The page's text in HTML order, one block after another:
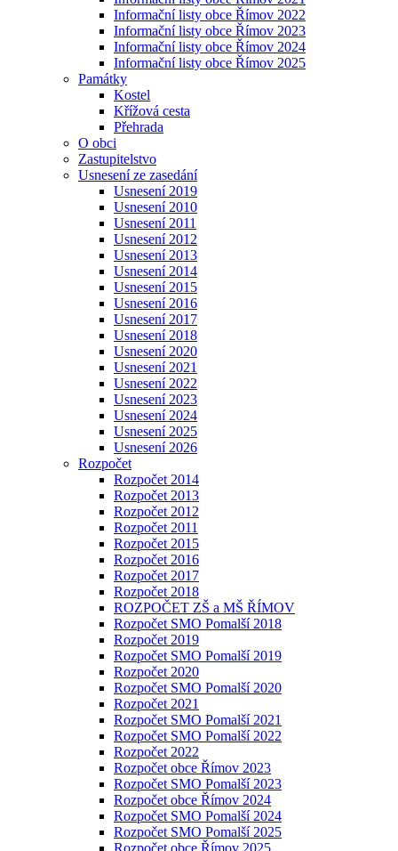
Informační listy obce Římov 2022
Informační listy obce Římov 2023
Informační listy obce Římov 2024
Informační listy obce Římov 2025
Památky
Kostel
Křížová cesta
Přehrada
O obci
Zastupitelstvo
Usnesení ze zasedání
Usnesení 2019
Usnesení 2010
Usnesení 2011
Usnesení 2012
Usnesení 2013
Usnesení 2014
Usnesení 2015
Usnesení 2016
Usnesení 2017
Usnesení 2018
Usnesení 2020
Usnesení 2021
Usnesení 2022
Usnesení 2023
Usnesení 2024
Usnesení 2025
Usnesení 2026
Rozpočet
Rozpočet 2014
Rozpočet 2013
Rozpočet 2012
Rozpočet 2011
Rozpočet 2015
Rozpočet 2016
Rozpočet 2017
Rozpočet 2018
ROZPOČET ZŠ a MŠ ŘÍMOV
Rozpočet SMO Pomalší 2018
Rozpočet 2019
Rozpočet SMO Pomalší 2019
Rozpočet 2020
Rozpočet SMO Pomalší 2020
Rozpočet 2021
Rozpočet SMO Pomalší 2021
Rozpočet SMO Pomalší 2022
Rozpočet 2022
Rozpočet obce Římov 2023
Rozpočet SMO Pomalší 2023
Rozpočet obce Římov 2024
Rozpočet SMO Pomalší 2024
Rozpočet SMO Pomalší 2025
Rozpočet obce Římov 2025